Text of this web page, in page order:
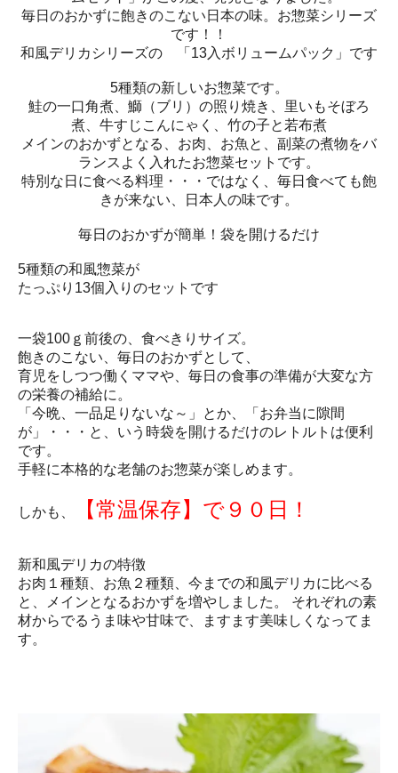
毎日のおかずに飽きのこない日本の味。お惣菜シリーズ
です！！
和風デリカシリーズの 「13入ボリュームパック」です
5種類の新しいお惣菜です。
鮭の一口角煮、鰤（ブリ）の照り焼き、里いもそぼろ
煮、牛すじこんにゃく、竹の子と若布煮
メインのおかずとなる、お肉、お魚と、副菜の煮物をバ
ランスよく入れたお惣菜セットです。
特別な日に食べる料理・・・ではなく、毎日食べても飽
きが来ない、日本人の味です。
毎日のおかずが簡単！袋を開けるだけ
5種類の和風惣菜が
たっぷり13個入りのセットです
一袋100ｇ前後の、食べきりサイズ。
飽きのこない、毎日のおかずとして、
育児をしつつ働くママや、毎日の食事の準備が大変な方
の栄養の補給に。
「今晩、一品足りないな～」とか、「お弁当に隙間
が」・・・と、いう時袋を開けるだけのレトルトは便利
です。
手軽に本格的な老舗のお惣菜が楽しめます。
しかも、 【常温保存】で９０日！
新和風デリカの特徴
お肉１種類、お魚２種類、今までの和風デリカに比べる
と、メインとなるおかずを増やしました。 それぞれの素
材からでるうま味や甘味で、ますます美味しくなってま
す。